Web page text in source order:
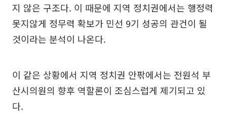
지 않은 구조다. 이 때문에 지역 정치권에서는 행정력
못지않게 정무력 확보가 민선 9기 성공의 관건이 될
것이라는 분석이 나온다.
이 같은 상황에서 지역 정치권 안팎에서는 전원석 부
산시의원의 향후 역할론이 조심스럽게 제기되고 있
다.